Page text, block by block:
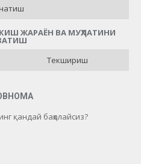
ЖАРАЁН ВА МУҲЛАТИНИ
Текшириш
қандай баҳолайсиз?